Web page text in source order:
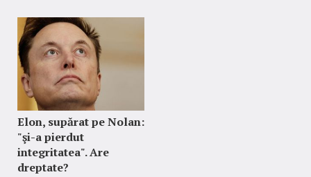
Elon, supărat pe Nolan:
"şi-a pierdut
integritatea". Are
dreptate?